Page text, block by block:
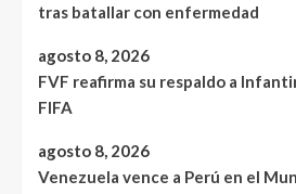
tras batallar con enfermedad
agosto 8, 2026
FVF reafirma su respaldo a
FIFA
agosto 8, 2026
Venezuela vence a Perú en el